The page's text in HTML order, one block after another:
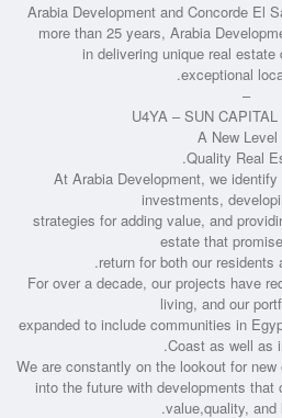
Arabia Development and Concorde El
more than 25 years, Arabia
in delivering unique real
exceptional
–
U4YA – SUN
A New Level
Quality Real
At Arabia Development, we
investments,
strategies for adding value, and
estate that
return for both our residents
For over a decade, our projects have
living, and our
expanded to include communities in
Coast as well as
We are constantly on the lookout for
into the future with developments that
value,quality, and